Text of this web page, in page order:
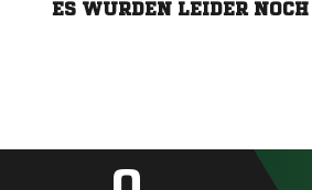
ES WURDEN LEIDER